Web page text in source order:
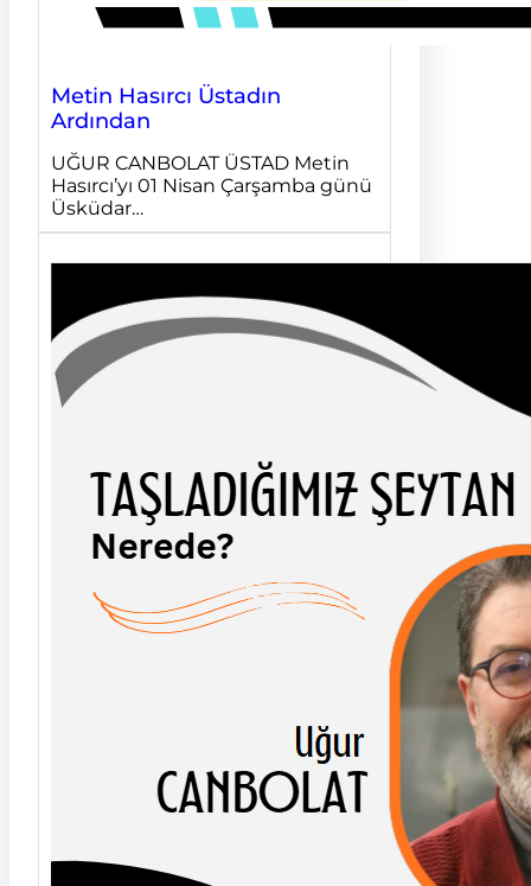
Metin Hasırcı Üstadın
Ardından
UĞUR CANBOLAT ÜSTAD Metin
Hasırcı’yı 01 Nisan Çarşamba günü
Üsküdar…